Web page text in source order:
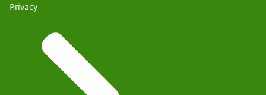
Privacy